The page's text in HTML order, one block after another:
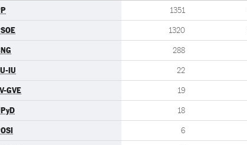
1351
1320
288
IU 22
GVE 19
18
6